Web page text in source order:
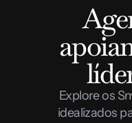
Explore os
idealizados